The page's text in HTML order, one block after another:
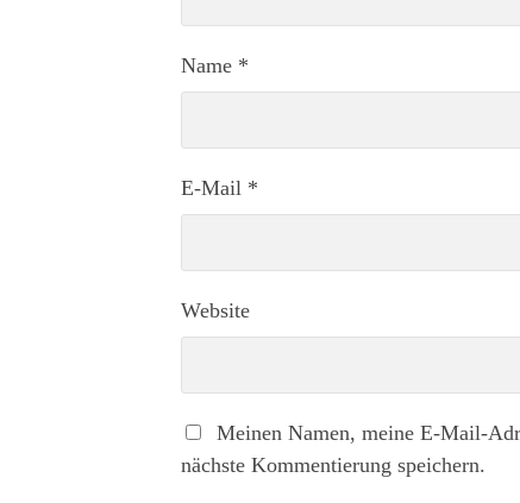
Name *
E-Mail *
Website
Meinen Namen, meine E-Mail-
nächste Kommentierung speichern.